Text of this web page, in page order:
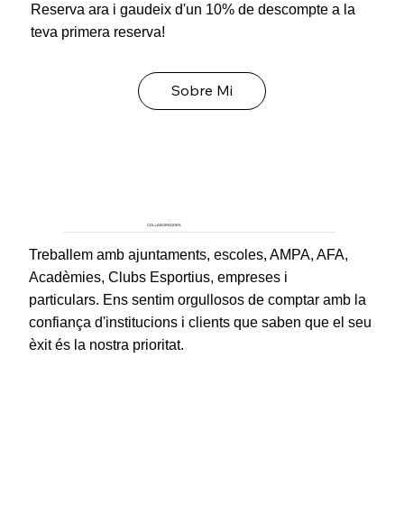
Reserva ara i gaudeix d'un 10% de descompte a la
teva primera reserva!
Sobre Mi
COL·LABORADORS
Treballem amb ajuntaments, escoles, AMPA, AFA,
Acadèmies, Clubs Esportius, empreses i
particulars. Ens sentim orgullosos de comptar amb la
confiança d'institucions i clients que saben que el seu
èxit és la nostra prioritat.